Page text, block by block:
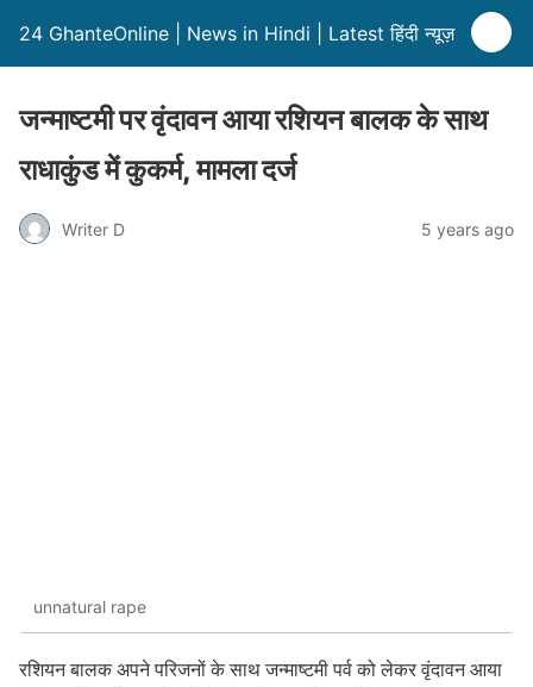
24 GhanteOnline | News in Hindi | Latest हिंदी न्यूज़
जन्माष्टमी पर वृंदावन आया रशियन बालक के साथ
राधाकुंड में कुकर्म, मामला दर्ज
Writer D 5 years ago
unnatural rape
रशियन बालक अपने परिजनों के साथ जन्माष्टमी पर्व को लेकर वृंदावन आया